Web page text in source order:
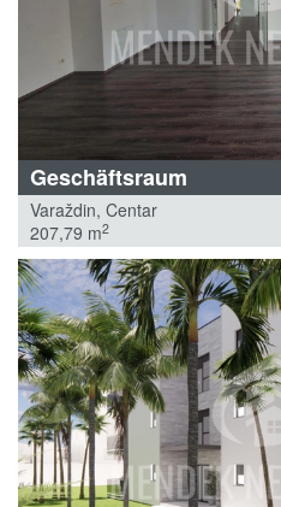
Geschäftsraum
Varaždin, Centar
207,79 m2